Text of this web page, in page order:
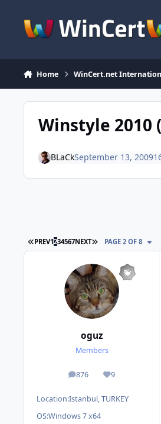
Home WinCert.net
Winstyle 2010
BLaCkSeptember 13, 2009
FIRST PAGE
PREV1234567NEXT LAST PAGE
PAGE 2 OF 8
oguz
Members
876
posts 9
Reputation
Location:Istanbul, TURKEY
OS:Windows 7 x64